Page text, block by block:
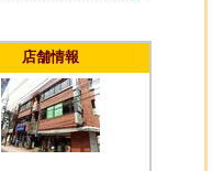
店舗情報